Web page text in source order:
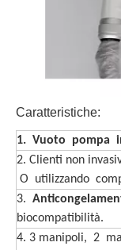
Caratteristiche:
1. Vuoto pompa
2. Clienti non
O utilizzando
3.
biocompatibilità.
4. 3 manipoli, 2